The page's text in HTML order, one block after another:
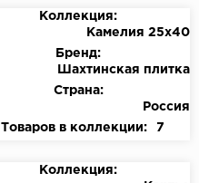
Коллекция:
Камелия 25х40
Бренд:
Шахтинская плитка
Страна:
Россия
Товаров в коллекции:
7
Коллекция: